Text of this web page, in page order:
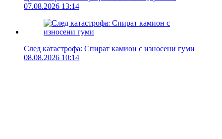
07.08.2026 13:14
След катастрофа: Спират камион с износени гуми
08.08.2026 10:14